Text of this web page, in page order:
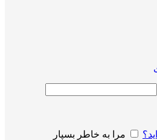
مرا به خاطر بسپار